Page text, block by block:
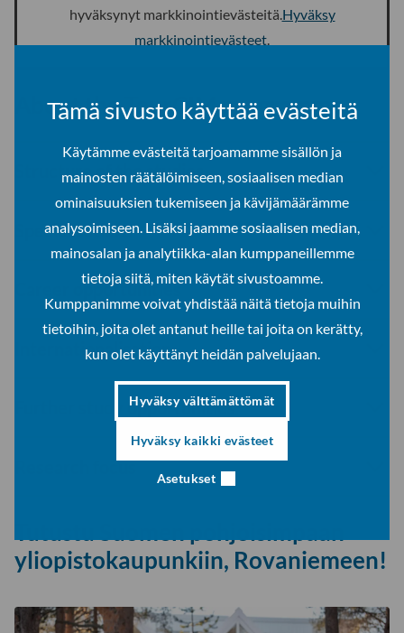
Tämä sivusto käyttää evästeitä
Käytämme evästeitä tarjoamamme sisällön ja
mainosten räätälöimiseen, sosiaalisen median
ominaisuuksien tukemiseen ja kävijämäärämme
analysoimiseen. Lisäksi jaamme sosiaalisen median,
mainosalan ja analytiikka-alan kumppaneillemme
tietoja siitä, miten käytät sivustoamme.
Kumppanimme voivat yhdistää näitä tietoja muihin
tietoihin, joita olet antanut heille tai joita on kerätty,
kun olet käyttänyt heidän palvelujaan.
Hyväksy välttämättömät
Hyväksy kaikki evästeet
Asetukset
hyväksynyt markkinointievästeitä.Hyväksy
markkinointievästeet.
About the TourCIM programme
Structure of the studies
Specialisations
Career opportunities
Internationalisation
Further study opportunities
Research focus
yliopistokaupunkiin, Rovaniemeen!